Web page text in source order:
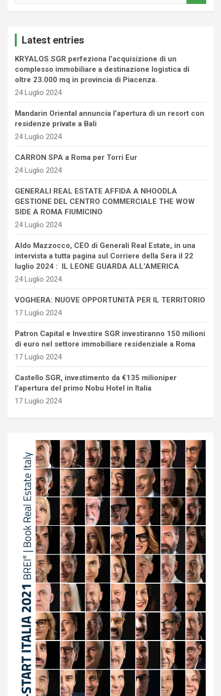
Latest entries
KRYALOS SGR perfeziona l’acquisizione di un
complesso immobiliare a destinazione logistica di
oltre 23.000 mq in provincia di Piacenza.
24 Luglio 2024
Mandarin Oriental annuncia l’apertura di un resort con
residenze private a Bali
24 Luglio 2024
CARRON SPA a Roma per Torri Eur
24 Luglio 2024
GENERALI REAL ESTATE AFFIDA A NHOODLA
GESTIONE DEL CENTRO COMMERCIALE THE WOW
SIDE A ROMA FIUMICINO
24 Luglio 2024
Aldo Mazzocco, CEO di Generali Real Estate, in una
intervista a tutta pagina sul Corriere della Sera il 22
luglio 2024 : IL LEONE GUARDA ALL’AMERICA
24 Luglio 2024
VOGHERA: NUOVE OPPORTUNITÀ PER IL TERRITORIO
17 Luglio 2024
Patron Capital e Investire SGR investiranno 150 milioni
di euro nel settore immobiliare residenziale a Roma
17 Luglio 2024
Castello SGR, investimento da €135 milioniper
l’apertura del primo Nobu Hotel in Italia
17 Luglio 2024